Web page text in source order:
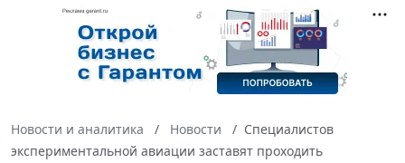
Новости и аналитика Новости
Специалистов
экспериментальной авиации заставят проходить